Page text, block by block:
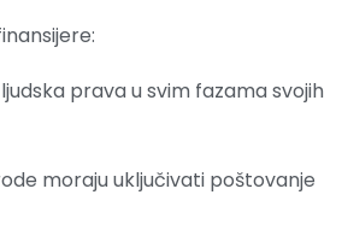
prava u svim fazama svojih
moraju uključivati poštovanje